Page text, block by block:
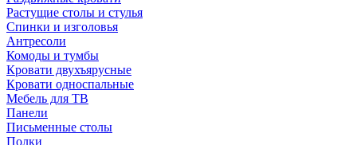
Растущие столы и стулья
Спинки и изголовья
Антресоли
Комоды и тумбы
Кровати двухъярусные
Кровати односпальные
Мебель для ТВ
Панели
Письменные столы
Полки